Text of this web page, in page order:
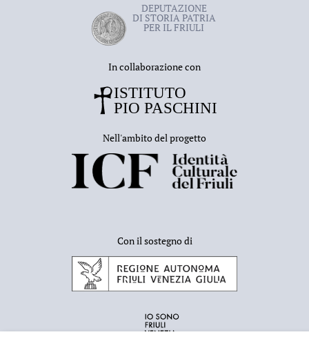
DEPUTAZIONE
DI STORIA PATRIA
PER IL FRIULI
In collaborazione con
Nell'ambito del progetto
Con il sostegno di